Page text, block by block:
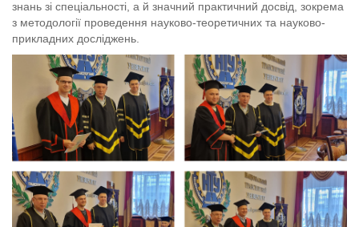
знань зі спеціальності, а й значний практичний досвід, зокрема
з методології проведення науково-теоретичних та науково-
прикладних досліджень.